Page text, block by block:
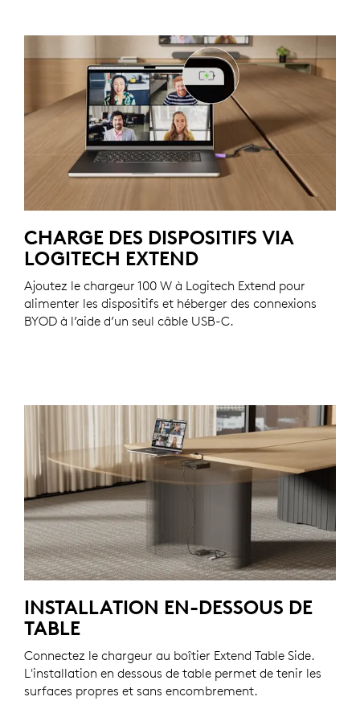
CHARGE DES DISPOSITIFS VIA
LOGITECH EXTEND
Ajoutez le chargeur 100 W à Logitech Extend pour
alimenter les dispositifs et héberger des connexions
BYOD à l’aide d’un seul câble USB-C.
INSTALLATION EN-DESSOUS DE
TABLE
Connectez le chargeur au boîtier Extend Table Side.
L'installation en dessous de table permet de tenir les
surfaces propres et sans encombrement.